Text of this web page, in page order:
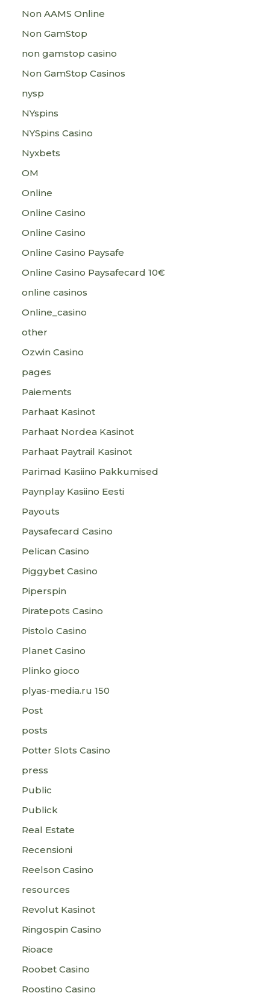
Non AAMS Online
Non GamStop
non gamstop casino
Non GamStop Casinos
nysp
NYspins
NYSpins Casino
Nyxbets
OM
Online
Online Casino
Online Casino
Online Casino Paysafe
Online Casino Paysafecard 10€
online casinos
Online_casino
other
Ozwin Casino
pages
Paiements
Parhaat Kasinot
Parhaat Nordea Kasinot
Parhaat Paytrail Kasinot
Parimad Kasiino Pakkumised
Paynplay Kasiino Eesti
Payouts
Paysafecard Casino
Pelican Casino
Piggybet Casino
Piperspin
Piratepots Casino
Pistolo Casino
Planet Casino
Plinko gioco
plyas-media.ru 150
Post
posts
Potter Slots Casino
press
Public
Publick
Real Estate
Recensioni
Reelson Casino
resources
Revolut Kasinot
Ringospin Casino
Rioace
Roobet Casino
Roostino Casino